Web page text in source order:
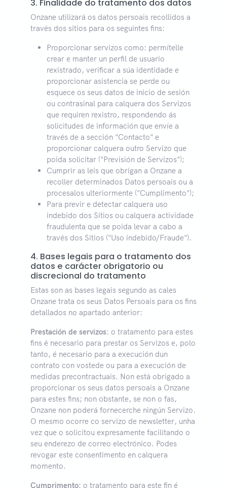
3. Finalidade do tratamento dos datos
Onzane utilizará os datos persoais recollidos a
través dos sitios para os seguintes fins:
Proporcionar servizos como: permítelle
crear e manter un perfil de usuario
rexistrado, verificar a súa identidade e
proporcionar asistencia se perde ou
esquece os seus datos de inicio de sesión
ou contrasinal para calquera dos Servizos
que requiren rexistro, respondendo ás
solicitudes de información que envíe a
través de a sección "Contacto" e
proporcionar calquera outro Servizo que
poida solicitar ("Previsión de Servizos");
Cumprir as leis que obrigan a Onzane a
recoller determinados Datos persoais ou a
procesalos ulteriormente ("Cumplimento");
Para previr e detectar calquera uso
indebido dos Sitios ou calquera actividade
fraudulenta que se poida levar a cabo a
través dos Sitios ("Uso indebido/Fraude").
4. Bases legais para o tratamento dos
datos e carácter obrigatorio ou
discrecional do tratamento
Estas son as bases legais segundo as cales
Onzane trata os seus Datos Persoais para os fins
detallados no apartado anterior:
Prestación de servizos: o tratamento para estes
fins é necesario para prestar os Servizos e, polo
tanto, é necesario para a execución dun
contrato con vostede ou para a execución de
medidas precontractuais. Non está obrigado a
proporcionar os seus datos persoais a Onzane
para estes fins; non obstante, se non o fas,
Onzane non poderá fornecerche ningún Servizo.
O mesmo ocorre co servizo de newsletter, unha
vez que o solicitou expresamente facilitando o
seu enderezo de correo electrónico. Podes
revogar este consentimento en calquera
momento.
Cumprimento: o tratamento para este fin é